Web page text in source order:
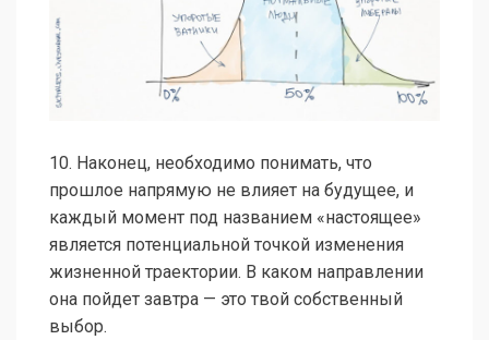
10. Наконец, необходимо понимать, что
прошлое напрямую не влияет на будущее, и
каждый момент под названием «настоящее»
является потенциальной точкой изменения
жизненной траектории. В каком направлении
она пойдет завтра — это твой собственный
выбор.